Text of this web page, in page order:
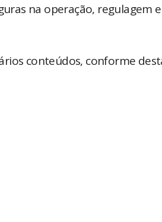
na operação, regulagem
conteúdos, conforme